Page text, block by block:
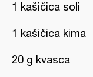
1 kašičica soli
1 kašičica kima
20 g kvasca